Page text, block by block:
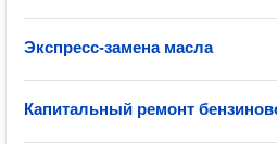
Экспресс-замена масла
Капитальный ремонт